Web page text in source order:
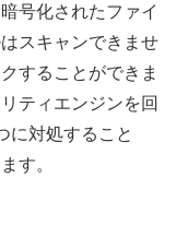
号化されたファイ
スキャンできませ
することができま
ティエンジンを回
に対処すること
す。